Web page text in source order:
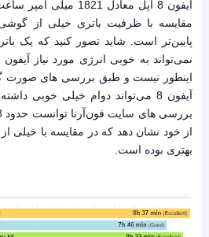
آیفون 8 اپل معادل
مقایسه با ظرفیت باتری خیلی از
اینطور نیست و طبق بررسی های صورت
آیفون 8 می‌تواند دوام خیلی خوبی
از خود نشان دهد که در مقایسه با
بهتری بوده است.